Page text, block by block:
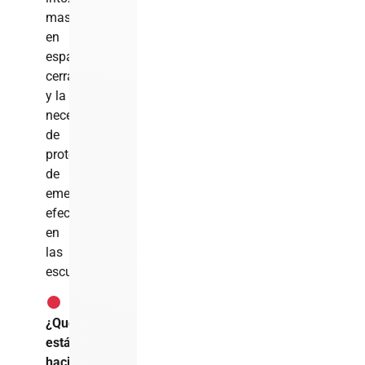
masivas
en
espacios
cerrados
y la
necesidad
de
protocolos
de
emergencia
efectivos
en
las
escuelas.
¿Qué
está